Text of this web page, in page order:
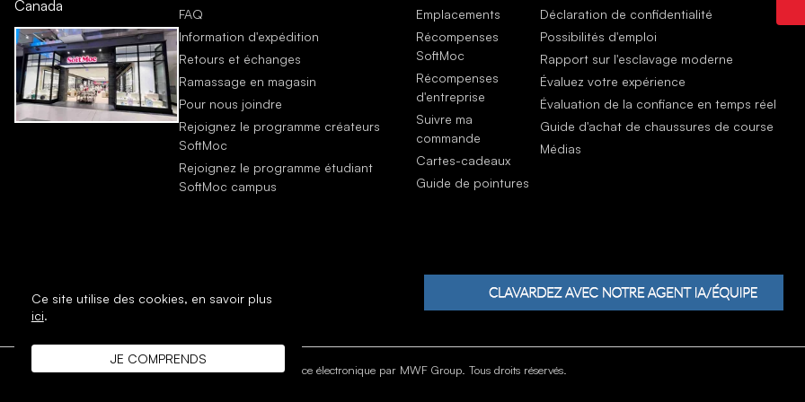
Ce site utilise des cookies, en savoir plus
ici.
JE COMPRENDS
Canada
FAQ
Information d'expédition
Retours et échanges
Ramassage en magasin
Pour nous joindre
Rejoignez le programme créateurs
SoftMoc
Rejoignez le programme étudiant
SoftMoc campus
Emplacements
Récompenses
SoftMoc
Récompenses
d'entreprise
Suivre ma
commande
Cartes-cadeaux
Guide de pointures
Déclaration de confidentialité
Possibilités d'emploi
Rapport sur l'esclavage moderne
Évaluez votre expérience
Évaluation de la confiance en temps réel
Guide d'achat de chaussures de course
Médias
DROIT D'AUTEUR © 1996 - 2026 SoftMoc Inc.Commerce électronique par MWF Group. Tous droits réservés.